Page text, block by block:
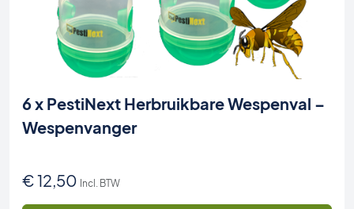
6 x PestiNext Herbruikbare Wespenval –
Wespenvanger
€12,50 Incl. BTW